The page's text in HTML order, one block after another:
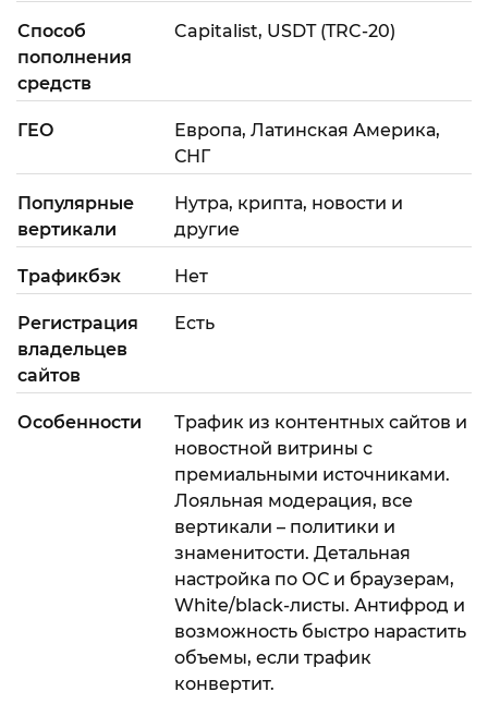
Способ
пополнения
средств
Capitalist, USDT (TRC-20)
ГЕО
Европа, Латинская Америка,
СНГ
Популярные
вертикали
Нутра, крипта, новости и
другие
Трафикбэк Нет
Регистрация
владельцев
сайтов
Есть
Особенности
Трафик из контентных сайтов и
новостной витрины с
премиальными источниками.
Лояльная модерация, все
вертикали – политики и
знаменитости. Детальная
настройка по ОС и браузерам,
White/black-листы. Антифрод и
возможность быстро нарастить
объемы, если трафик
конвертит.